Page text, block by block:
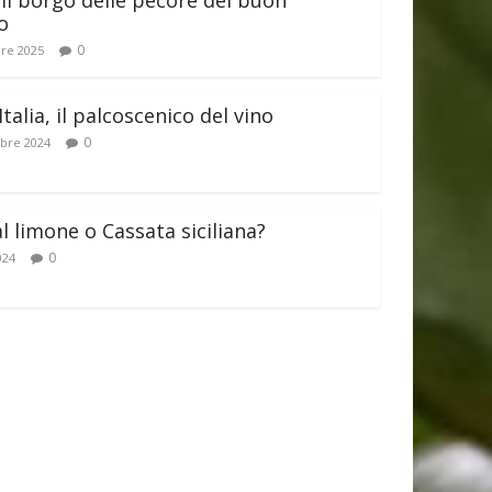
2025 0
il palcoscenico del vino
2024 0
limone o Cassata siciliana?
0